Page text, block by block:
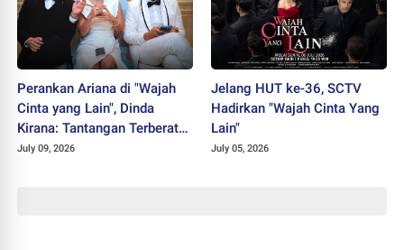
Perankan Ariana di "Wajah
Cinta yang Lain", Dinda
Kirana: Tantangan Terberat
Selama Berkarier
July 09, 2026
Jelang HUT ke-36, SCTV
Hadirkan "Wajah Cinta Yang
Lain"
July 05, 2026